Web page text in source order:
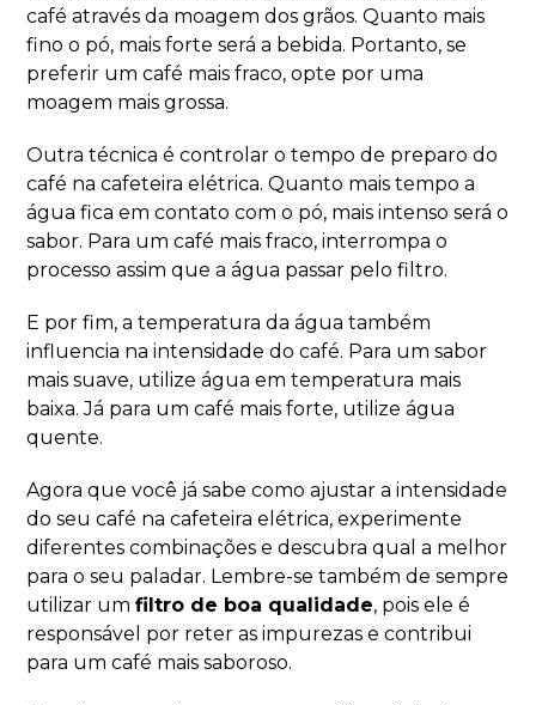
café através da moagem dos grãos. Quanto mais
fino o pó, mais forte será a bebida. Portanto, se
preferir um café mais fraco, opte por uma
moagem mais grossa.
Outra técnica é controlar o tempo de preparo do
café na cafeteira elétrica. Quanto mais tempo a
água fica em contato com o pó, mais intenso será o
sabor. Para um café mais fraco, interrompa o
processo assim que a água passar pelo filtro.
E por fim, a temperatura da água também
influencia na intensidade do café. Para um sabor
mais suave, utilize água em temperatura mais
baixa. Já para um café mais forte, utilize água
quente.
Agora que você já sabe como ajustar a intensidade
do seu café na cafeteira elétrica, experimente
diferentes combinações e descubra qual a melhor
para o seu paladar. Lembre-se também de sempre
utilizar umfiltro de boa qualidade, pois ele é
responsável por reter as impurezas e contribui
para um café mais saboroso.